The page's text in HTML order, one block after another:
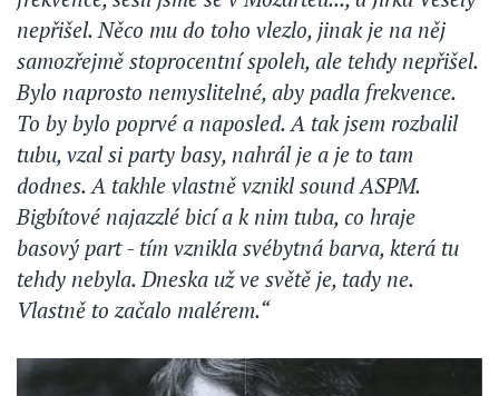
nepřišel. Něco mu do toho vlezlo, jinak je na něj
samozřejmě stoprocentní spoleh, ale tehdy nepřišel.
Bylo naprosto nemyslitelné, aby padla frekvence.
To by bylo poprvé a naposled. A tak jsem rozbalil
tubu, vzal si party basy, nahrál je a je to tam
dodnes. A takhle vlastně vznikl sound ASPM.
Bigbítové najazzlé bicí a k nim tuba, co hraje
basový part - tím vznikla svébytná barva, která tu
tehdy nebyla. Dneska už ve světě je, tady ne.
Vlastně to začalo malérem.“